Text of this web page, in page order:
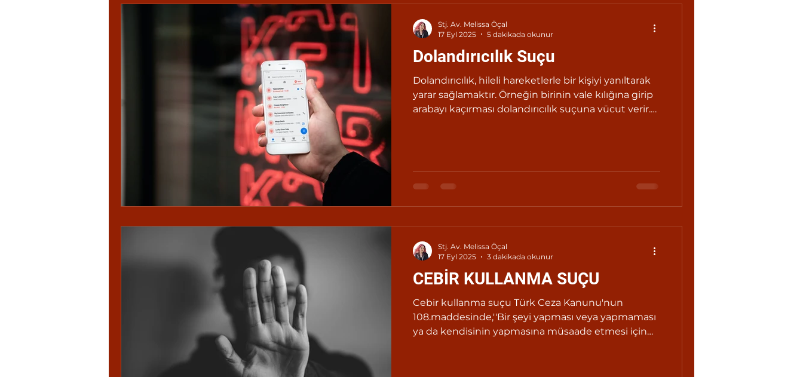
Dolandırıcılık Suçu
Dolandırıcılık, hileli hareketlerle bir kişiyi yanıltarak
yarar sağlamaktır. Örneğin birinin vale kılığına girip
arabayı kaçırması dolandırıcılık suçuna vücut verir.
Stj. Av. Melissa Öçal
17 Eyl 2025
5 dakikada okunur
CEBİR KULLANMA SUÇU
Cebir kullanma suçu Türk Ceza Kanunu'nun
108.maddesinde,''Bir şeyi yapması veya yapmaması
ya da kendisinin yapmasına müsaade etmesi için
Stj. Av. Melissa Öçal
17 Eyl 2025
3 dakikada okunur